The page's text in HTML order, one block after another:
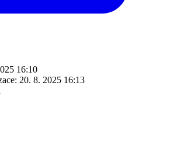
16:10
20. 8. 2025 16:13